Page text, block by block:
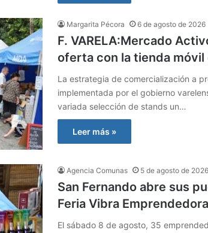
Margarita Pécora 6 de agosto de 2026
F. VARELA:Mercado
oferta con la tienda móvil
La estrategia de comercialización a
implementada por el gobierno
variada selección de stands un…
Leer más »
Agencia Comunas 5 de agosto de 2026
San Fernando abre sus
Feria Vibra Emprendedora
El sábado 8 de agosto, 35